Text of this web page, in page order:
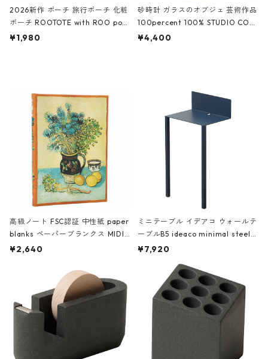
2026新作 ポーチ 旅行ポーチ 化粧
ポーチ ROOTOTE with ROO pou
ch 3532 ルートート WR.ポーチ.ラ
¥1,980
砂時計 ガラスのオブジェ 芸術作品
100percent 100% STUDIO COH
AKU Timeless 100パーセント ス
¥4,400
高級ノート FSC認証 中性紙 paper
blanks ペーパーブランクス MIDI
ハードカバー 罫線 ヴァン・ゴッホ
¥2,640
ミニテーブル イデアコ ウォールテ
ーブルB5 ideaco minimal steel f
urniture WALL Table B5 ネイビー
¥7,920